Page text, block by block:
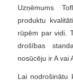
Uzņēmums
produktu
rūpēm par vidi.
drošības
nosūcēju ir A vai
Lai nodrošinātu